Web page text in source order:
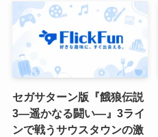
セガサターン版『餓狼伝説
3―遥かなる闘い―』3ライ
ンで戦うサウスタウンの激